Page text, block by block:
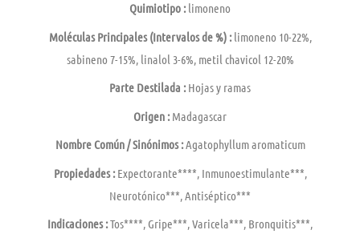
Quimiotipo :limoneno
Moléculas Principales (Intervalos de %) :limoneno 10-22%,
sabineno 7-15%, linalol 3-6%, metil chavicol 12-20%
Parte Destilada :Hojas y ramas
Origen :Madagascar
Nombre Común / Sinónimos :Agatophyllum aromaticum
Propiedades :Expectorante****, Inmunoestimulante***,
Neurotónico***, Antiséptico***
Indicaciones :Tos****, Gripe***, Varicela***, Bronquitis***,